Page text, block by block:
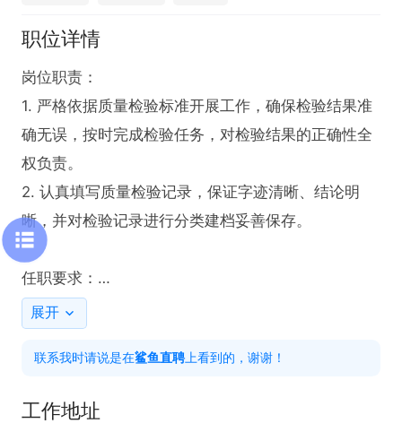
职位详情
岗位职责：
1. 严格依据质量检验标准开展工作，确保检验结果准
确无误，按时完成检验任务，对检验结果的正确性全
权负责。
2. 认真填写质量检验记录，保证字迹清晰、结论明
晰，并对检验记录进行分类建档妥善保存。
任职要求：
1. 高中及以上学历。
3. 熟练掌握Word、Excel等办公软件操作技能。
作精神，能够与同事融洽相处。
展开
联系我时请说是在鲨鱼直聘 上看到的，谢谢！
工作地址